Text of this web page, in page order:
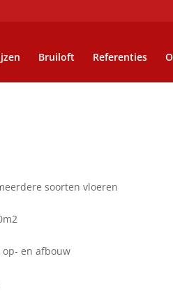
Bruiloft Referenties
soorten vloeren
en afbouw